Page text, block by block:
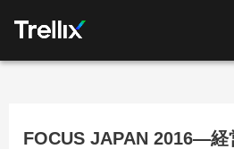
FOCUS JAPAN 2016―経